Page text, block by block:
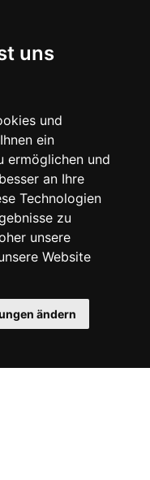
uns
und
ein
ermöglichen und
an Ihre
Technologien
zu
unsere
Website
ändern